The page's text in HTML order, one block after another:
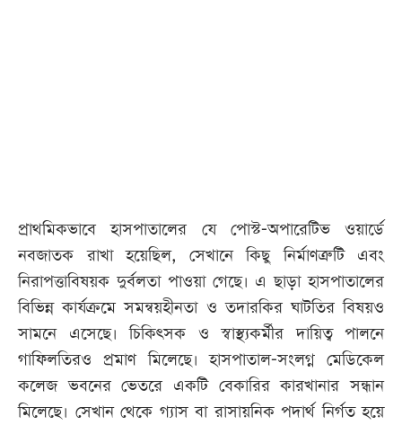
প্রাথমিকভাবে হাসপাতালের যে পোস্ট-অপারেটিভ ওয়ার্ডে
নবজাতক রাখা হয়েছিল, সেখানে কিছু নির্মাণত্রুটি এবং
নিরাপত্তাবিষয়ক দুর্বলতা পাওয়া গেছে। এ ছাড়া হাসপাতালের
বিভিন্ন কার্যক্রমে সমন্বয়হীনতা ও তদারকির ঘাটতির বিষয়ও
সামনে এসেছে। চিকিৎসক ও স্বাস্থ্যকর্মীর দায়িত্ব পালনে
গাফিলতিরও প্রমাণ মিলেছে। হাসপাতাল-সংলগ্ন মেডিকেল
কলেজ ভবনের ভেতরে একটি বেকারির কারখানার সন্ধান
মিলেছে। সেখান থেকে গ্যাস বা রাসায়নিক পদার্থ নির্গত হয়ে